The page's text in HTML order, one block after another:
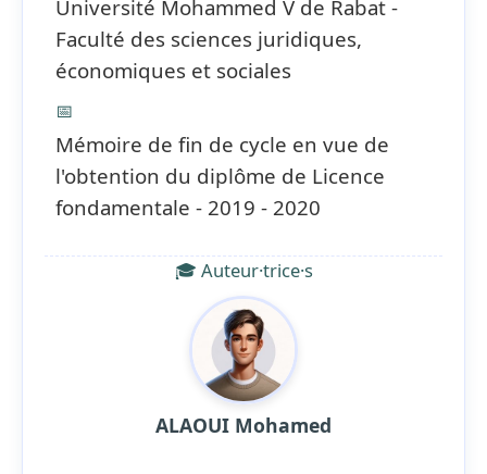
Université Mohammed V de Rabat -
Faculté des sciences juridiques,
économiques et sociales
📅
Mémoire de fin de cycle en vue de
l'obtention du diplôme de Licence
fondamentale - 2019 - 2020
🎓 Auteur·trice·s
ALAOUI Mohamed